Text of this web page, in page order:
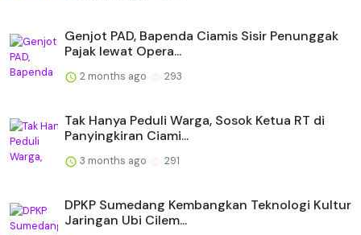
Genjot PAD, Bapenda Ciamis Sisir Penunggak
Pajak lewat Opera...
2 months ago 293
Tak Hanya Peduli Warga, Sosok Ketua RT di
Panyingkiran Ciami...
3 months ago 291
DPKP Sumedang Kembangkan Teknologi Kultur
Jaringan Ubi Cilem...